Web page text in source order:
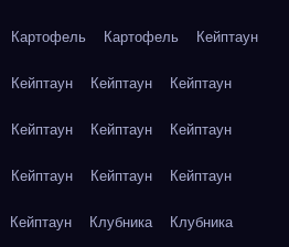
Картофель Картофель Кейптаун
Кейптаун Кейптаун Кейптаун
Кейптаун Кейптаун Кейптаун
Кейптаун Кейптаун Кейптаун
Кейптаун Клубника Клубника